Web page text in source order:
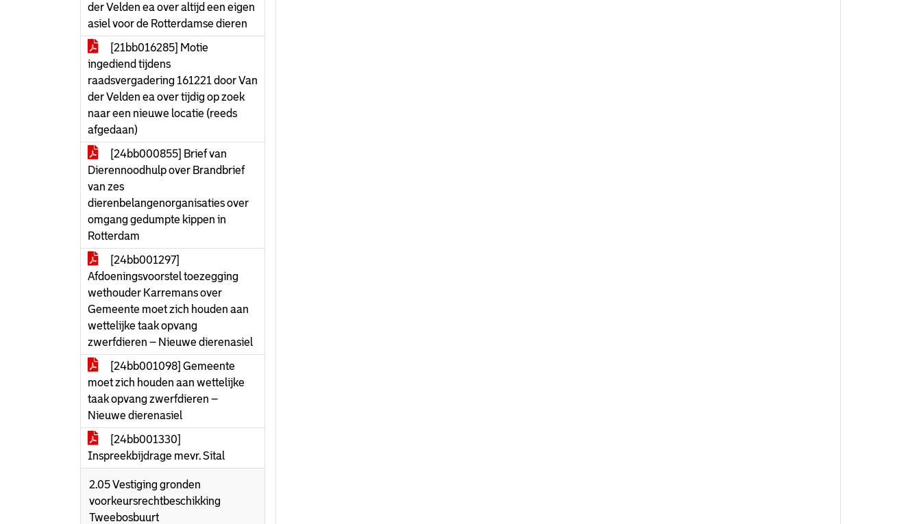
der Velden ea over altijd een eigen
asiel voor de Rotterdamse dieren
[21bb016285] Motie
ingediend tijdens
raadsvergadering 161221 door Van
der Velden ea over tijdig op zoek
naar een nieuwe locatie (reeds
afgedaan)
[24bb000855] Brief van
Dierennoodhulp over Brandbrief
van zes
dierenbelangenorganisaties over
omgang gedumpte kippen in
Rotterdam
[24bb001297]
Afdoeningsvoorstel toezegging
wethouder Karremans over
Gemeente moet zich houden aan
wettelijke taak opvang
zwerfdieren – Nieuwe dierenasiel
[24bb001098] Gemeente
moet zich houden aan wettelijke
taak opvang zwerfdieren –
Nieuwe dierenasiel
[24bb001330]
Inspreekbijdrage mevr. Sital
2.05 Vestiging gronden
voorkeursrechtbeschikking
Tweebosbuurt